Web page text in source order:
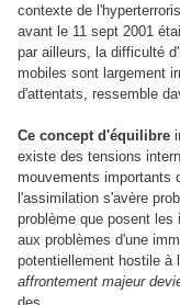
contexte de
avant le 11 sept 2001
par ailleurs, la difficulté
mobiles sont largement
d'attentats, ressemble
Ce concept d'équilibre
existe des tensions
mouvements importants
l'assimilation s'avère
problème que posent
aux problèmes d'une
potentiellement hostile à
affrontement majeur